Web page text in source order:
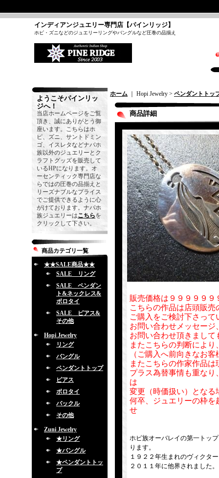
インディアンジュエリー専門店【パインリッジ】
ホピ・ズニなどのジュエリーリングやバングルなど圧巻の品揃え
ようこそパインリッ
ジへ！
当店ホームページをご覧
頂き、誠にありがとう御
座います。こちらはホ
ピ、ズニ、サントドミン
ゴ、イスレタなどナバホ
族以外のジュエリーとク
ラフトグッズを販売して
いるHPになります。オ
ーセンティック専門店な
らではの圧巻の品揃えと
リーズナブルなプライス
でご提供できるように心
がけております。ナバホ
族ジュエリーはこちらを
クリックして下さい。
商品カテゴリ一覧
★★SALE商品★★
SALE リング
SALE ペンダン
ト&ネックレス&
ボロタイ
SALE ピアス&
その他
Hopi Jewelry
リング
バングル
ペンダントトップ
ピアス
ボロタイ
バックル
その他
Zuni Jewelry
★リング
★バングル
★ペンダントトッ
プ
ホーム ｜ Hopi Jewelry > ペンダントトッ
商品詳細
販売価格は９９９９９
こちらの作品は店頭販
ご購入をご検討下さっ
お問い合わせメッセー
お問い合わせ頂きまし
またこちらの判断によ
（ご購入へ前向きなお
またこちらの作家作品
プラス為替事情も重な
は
変更（時価扱い）となる
何卒、ジュエリーの枠を
せ
ホピ族オーバレイの第一トッ
ります。
１９２２年生まれのヴィクタ
２０１１年に他界されました。